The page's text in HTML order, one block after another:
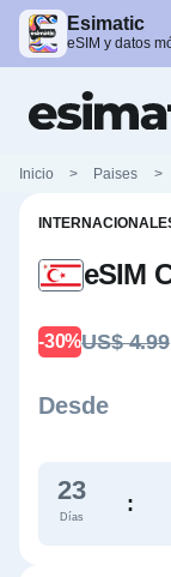
Esimatic
eSIM y datos
Inicio > Paises >
eSIM
-30%US$ 4.99
Desde
23
Días
: